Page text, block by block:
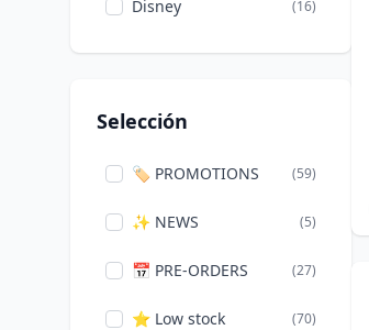
Mini Egg Attack (7)
Disney (16)
Enesco (106)
Selección
🏷️ PROMOTIONS (59)
✨ NEWS (5)
📅 PRE-ORDERS (27)
⭐ Low stock (70)